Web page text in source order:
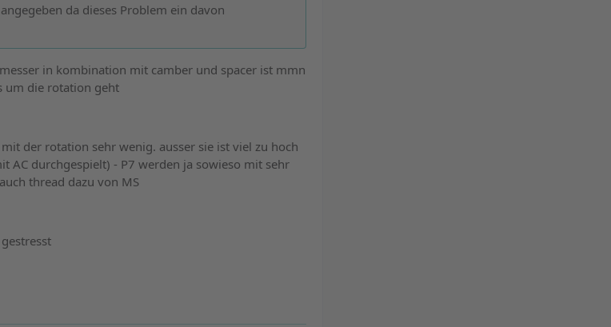
da dieses Problem ein davon
in kombination mit camber und spacer ist mmn
um die rotation geht
der rotation sehr wenig. ausser sie ist viel zu hoch
AC durchgespielt) - P7 werden ja sowieso mit sehr
thread dazu von MS